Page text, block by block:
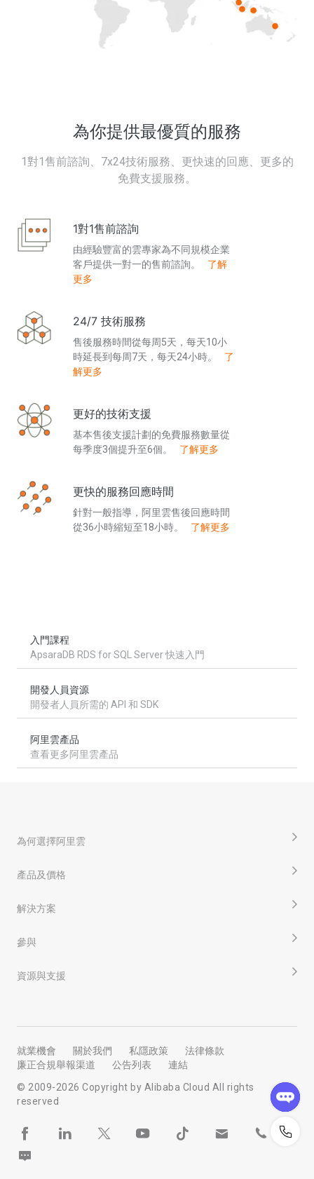
為你提供最優質的服務
1對1售前諮詢、7x24技術服務、更快速的回應、更多的
免費支援服務。
1對1售前諮詢
由經驗豐富的雲專家為不同規模企業
客戶提供一對一的售前諮詢。
了解
更多
24/7 技術服務
售後服務時間從每周5天，每天10小
時延長到每周7天，每天24小時。
了
解更多
更好的技術支援
基本售後支援計劃的免費服務數量從
每季度3個提升至6個。
了解更多
更快的服務回應時間
針對一般指導，阿里雲售後回應時間
從36小時縮短至18小時。
了解更多
入門課程
ApsaraDB RDS for SQL Server 快速入門
開發人員資源
開發者人員所需的 API 和 SDK
阿里雲產品
查看更多阿里雲產品
為何選擇阿里雲
產品及價格
解決方案
參與
資源與支援
就業機會 關於我們 私隱政策
法律條款
廉正合規舉報渠道
公告列表
連結
© 2009-2026 Copyright by Alibaba Cloud All rights
reserved